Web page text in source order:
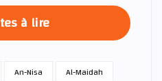
à lire
An-Nisa
Al-Maidah